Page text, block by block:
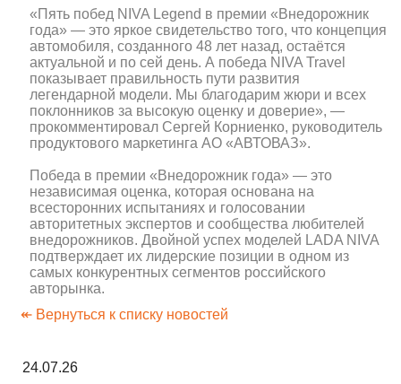
«Пять побед NIVA Legend в премии «Внедорожник
года» — это яркое свидетельство того, что концепция
автомобиля, созданного 48 лет назад, остаётся
актуальной и по сей день. А победа NIVA Travel
показывает правильность пути развития
легендарной модели. Мы благодарим жюри и всех
поклонников за высокую оценку и доверие», —
прокомментировал Сергей Корниенко, руководитель
продуктового маркетинга АО «АВТОВАЗ».
Победа в премии «Внедорожник года» — это
независимая оценка, которая основана на
всесторонних испытаниях и голосовании
авторитетных экспертов и сообщества любителей
внедорожников. Двойной успех моделей LADA NIVA
подтверждает их лидерские позиции в одном из
самых конкурентных сегментов российского
авторынка.
↞ Вернуться к списку новостей
24.07.26